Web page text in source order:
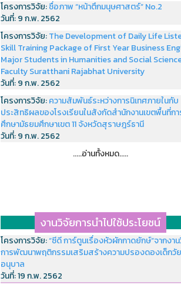
โครงการวิจัย:ชื่อภาพ “หน้าตึกมนุษศาสตร์” No.2
วันที่:9 ก.พ. 2562
โครงการวิจัย:The Development of Daily Life
Skill Training Package of First Year Business
Major Students in Humanities and Social
Faculty Suratthani Rajabhat University
วันที่:9 ก.พ. 2562
โครงการวิจัย:ความสัมพันธ์ระหว่างการนิเทศภายในกับ
ประสิทธิผลของโรงเรียนในสังกัดสำนักงานเขตพื้นที่กา
ศึกษามัธยมศึกษาเขต 11 จังหวัดสุราษฎร์ธานี
วันที่:9 ก.พ. 2562
.....อ่านทั้งหมด.....
งานวิจัยการนำไปใช้ประโยชน์
โครงการวิจัย:“ซีดี การ์ตูนเรื่องหัวผักกาดยักษ์”จากงา
การพัฒนาพฤติกรรมเสริมสร้างความปรองดองเด็กวัย
อนุบาล
วันที่:19 ก.พ. 2562